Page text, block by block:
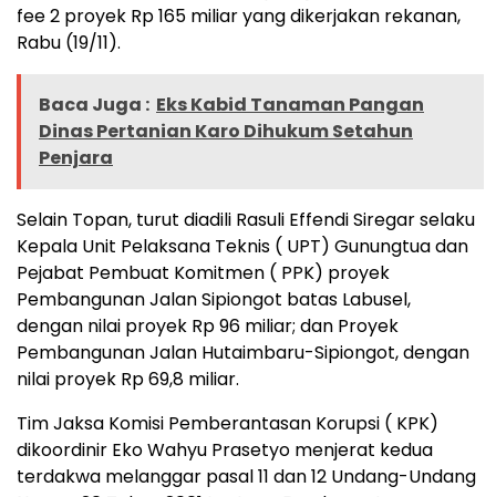
fee 2 proyek Rp 165 miliar yang dikerjakan rekanan,
Rabu (19/11).
Baca Juga : Eks Kabid Tanaman Pangan
Dinas Pertanian Karo Dihukum Setahun
Penjara
Selain Topan, turut diadili Rasuli Effendi Siregar selaku
Kepala Unit Pelaksana Teknis ( UPT) Gunungtua dan
Pejabat Pembuat Komitmen ( PPK) proyek
Pembangunan Jalan Sipiongot batas Labusel,
dengan nilai proyek Rp 96 miliar; dan Proyek
Pembangunan Jalan Hutaimbaru-Sipiongot, dengan
nilai proyek Rp 69,8 miliar.
Tim Jaksa Komisi Pemberantasan Korupsi ( KPK)
dikoordinir Eko Wahyu Prasetyo menjerat kedua
terdakwa melanggar pasal 11 dan 12 Undang-Undang